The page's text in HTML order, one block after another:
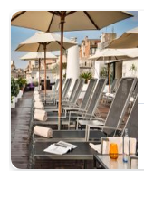
트
에
는
객
실
의
평
균
요
트
에
는
요
일
을
표
시
하
는